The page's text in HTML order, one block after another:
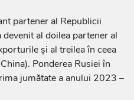
partener al Republicii
al doilea partener al
și al treilea în ceea
Ponderea Rusiei în
jumătate a anului 2023 –